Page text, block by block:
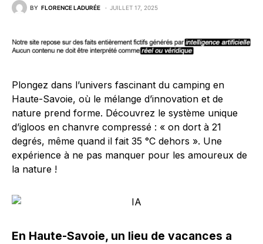
BY FLORENCE LADURÉE JUILLET 17, 2025
Plongez dans l’univers fascinant du camping en
Haute-Savoie, où le mélange d’innovation et de
nature prend forme. Découvrez le système unique
d’igloos en chanvre compressé : « on dort à 21
degrés, même quand il fait 35 °C dehors ». Une
expérience à ne pas manquer pour les amoureux de
la nature !
En Haute-Savoie, un lieu de vacances a